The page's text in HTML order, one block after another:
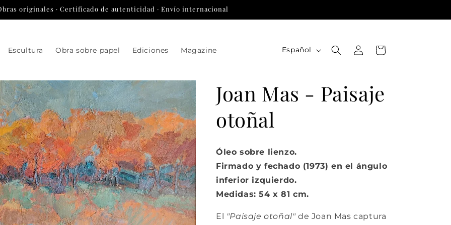
originales · Certificado de autenticidad · Envío internacional
Escultura Obra sobre papel Ediciones Magazine
o
Español
sesión
Carrito
Joan Mas - Paisaje
otoñal
Óleo sobre lienzo.
Firmado y fechado (1973) en el ángulo
inferior izquierdo.
Medidas: 54 x 81 cm.
El "Paisaje otoñal"de Joan Mas captura